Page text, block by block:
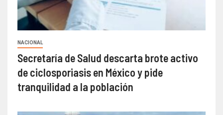
NACIONAL
Secretaría de Salud descarta brote activo
de ciclosporiasis en México y pide
tranquilidad a la población